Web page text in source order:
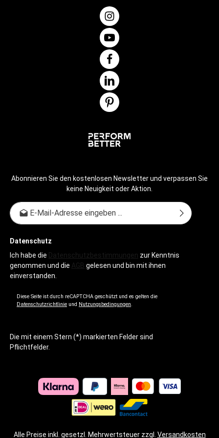
Manhattan Beach im Süden von Kalifornien. 2009 haben sie
die weltweit aktive Online-Community Tone It Up gegründet,
bei der sich alles um Fitness, Ernährung, Freundschaft,
Motivation und Inspiration dreht. Mit ihrer humorvollen und
energiegeladenen Art haben die beiden Freundinnen die Welt
Abonnieren Sie den kostenlosen Newsletter und verpassen Sie
keine Neuigkeit oder Aktion.
Datenschutz
Ich habe die Datenschutzbestimmungen zur Kenntnis
genommen und die AGB gelesen und bin mit ihnen
einverstanden.
Diese Seite ist durch reCAPTCHA geschützt und es gelten die
Datenschutzrichtlinie und Nutzungsbedingungen
Die mit einem Stern (*) markierten Felder sind
Pflichtfelder.
Alle Preise inkl. gesetzl. Mehrwertsteuer zzgl. Versandkosten